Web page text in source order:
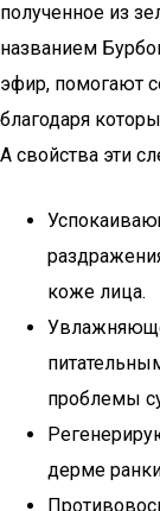
полученное из
названием
эфир, помогают
благодаря
А свойства эти
коже лица.
проблемы
дерме